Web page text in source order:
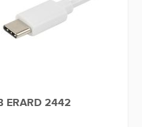
ERARD 2442